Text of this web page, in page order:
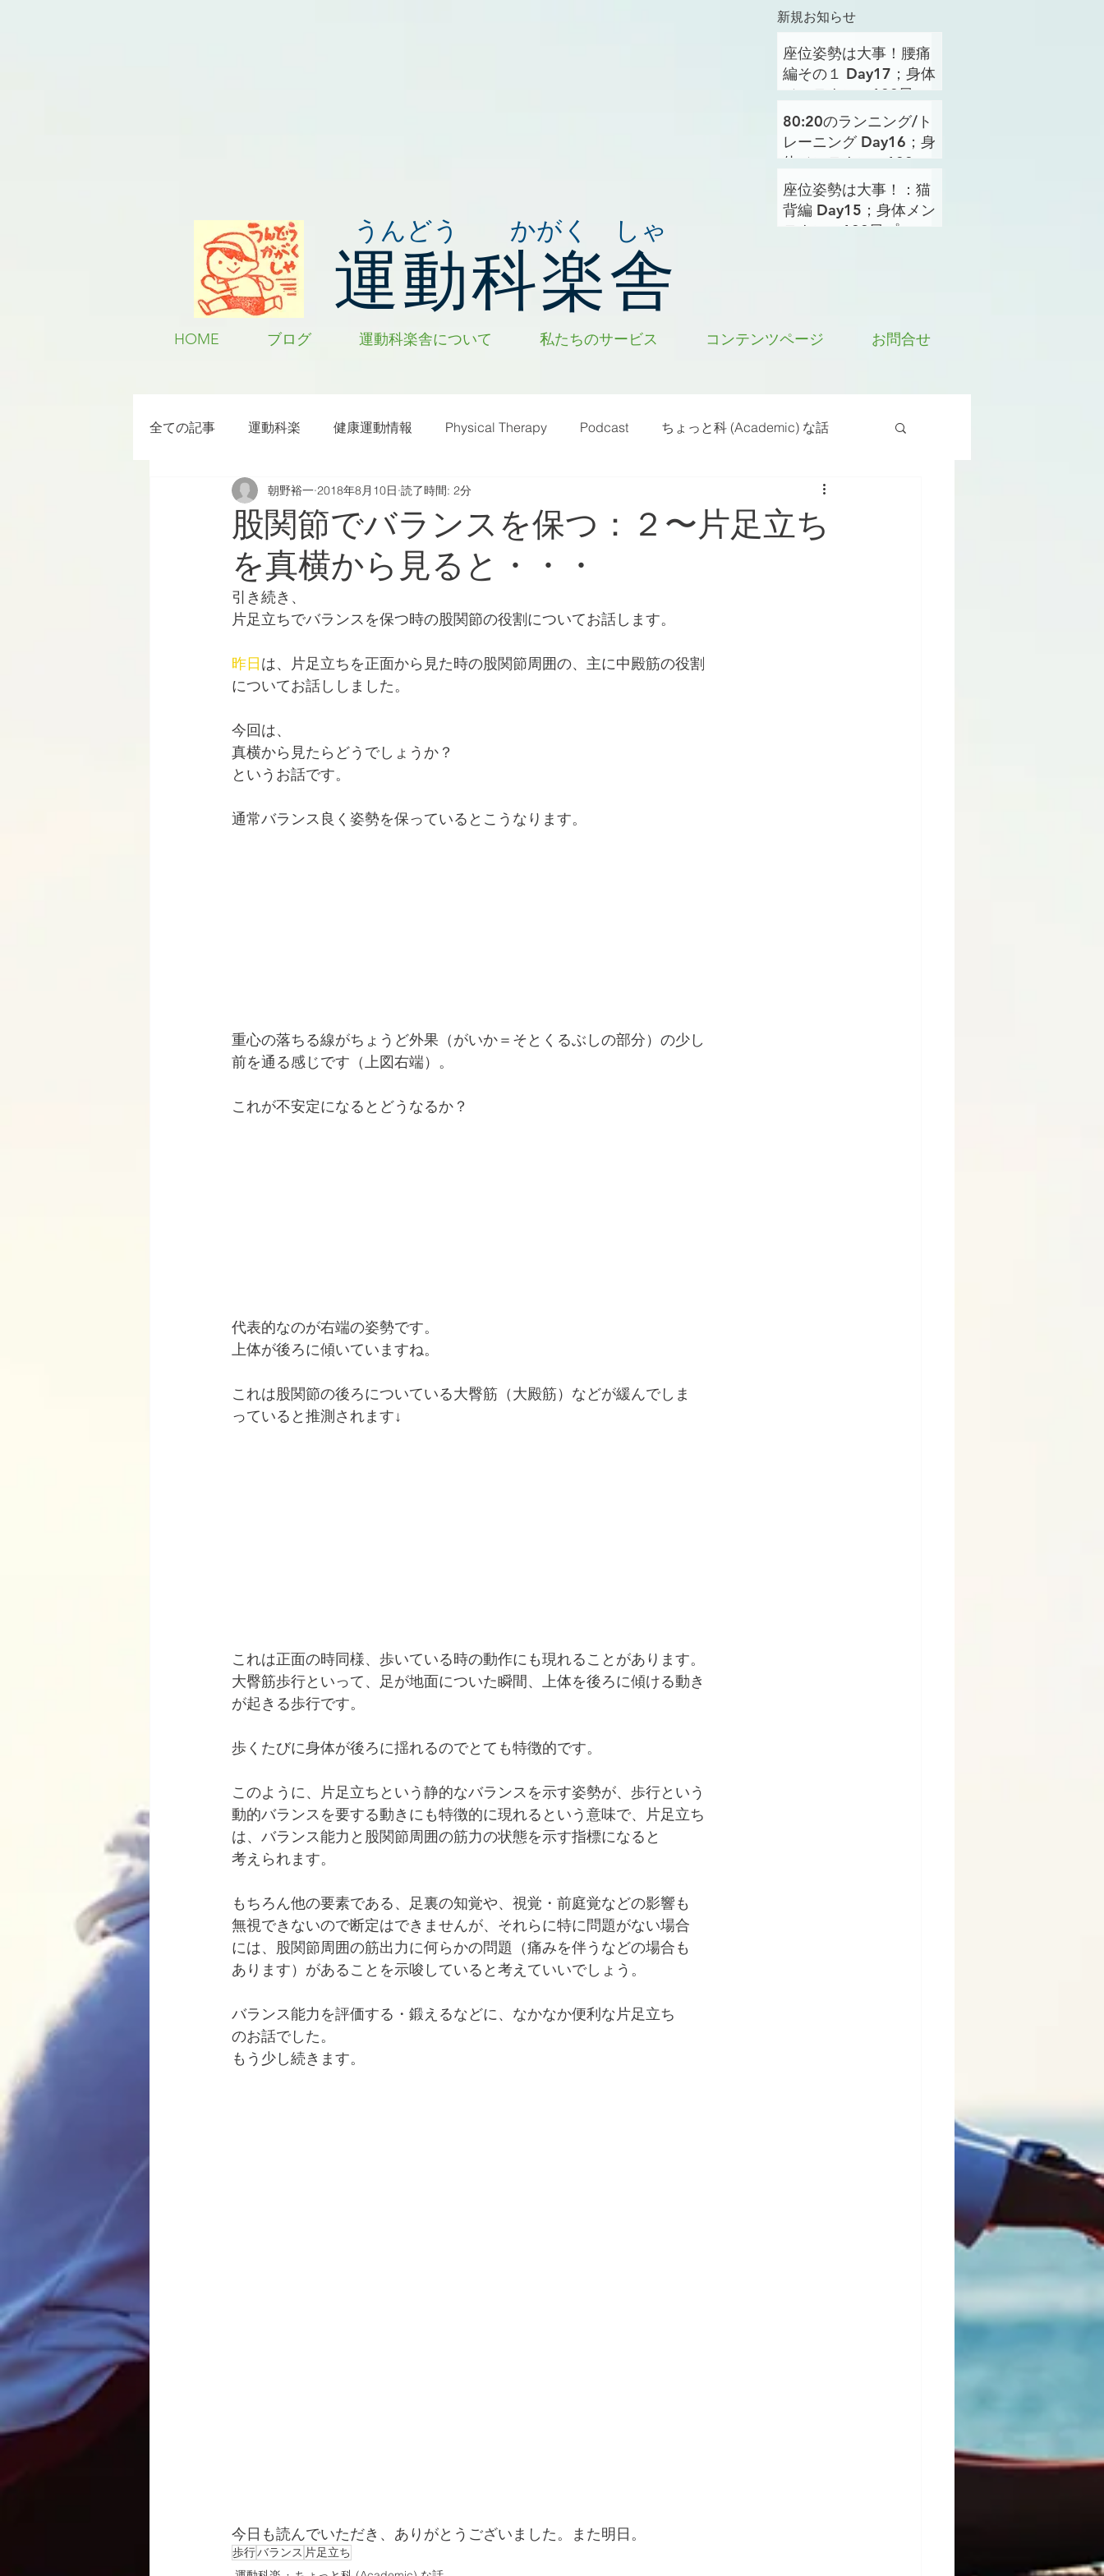
新規お知らせ
うんどう かがく しゃ
運動科楽舎
座位姿勢は大事！腰痛
編その１ Day17；身体
メンテナンス100日プ
ロジェクト
80:20のランニング/ト
レーニング Day16；身
体メンテナンス100日
プロジェクト
座位姿勢は大事！：猫
背編 Day15；身体メン
テナンス100日プロジ
HOME ブログ 運動科楽舎について 私たちのサービス コンテンツページ お問合せ
全ての記事 運動科楽 健康運動情報 Physical Therapy Podcast ちょっと科 (Academic) な話
ちょっと楽 (Entertainment) な話 雑感その他
RWC2019 ラグビー カラダフリー 身体運動 姿勢
ボクシング YouTube 身体メンテ ヨガ 腰痛予防
股関節でバランスを保つ：２〜片足立ち
を真横から見ると・・・
朝野裕一 2018年8月10日 読了時間: 2分
引き続き、
片足立ちでバランスを保つ時の股関節の役割についてお話します。
昨日は、片足立ちを正面から見た時の股関節周囲の、主に中殿筋の役割
についてお話ししました。
今回は、
真横から見たらどうでしょうか？
というお話です。
通常バランス良く姿勢を保っているとこうなります。
重心の落ちる線がちょうど外果（がいか＝そとくるぶしの部分）の少し
前を通る感じです（上図右端）。
これが不安定になるとどうなるか？
代表的なのが右端の姿勢です。
上体が後ろに傾いていますね。
これは股関節の後ろについている大臀筋（大殿筋）などが緩んでしま
っていると推測されます↓
これは正面の時同様、歩いている時の動作にも現れることがあります。
大臀筋歩行といって、足が地面についた瞬間、上体を後ろに傾ける動き
が起きる歩行です。
歩くたびに身体が後ろに揺れるのでとても特徴的です。
このように、片足立ちという静的なバランスを示す姿勢が、歩行という
動的バランスを要する動きにも特徴的に現れるという意味で、片足立ち
は、バランス能力と股関節周囲の筋力の状態を示す指標になると
考えられます。
もちろん他の要素である、足裏の知覚や、視覚・前庭覚などの影響も
無視できないので断定はできませんが、それらに特に問題がない場合
には、股関節周囲の筋出力に何らかの問題（痛みを伴うなどの場合も
あります）があることを示唆していると考えていいでしょう。
バランス能力を評価する・鍛えるなどに、なかなか便利な片足立ち
のお話でした。
もう少し続きます。
今日も読んでいただき、ありがとうございました。また明日。
歩行バランス 片足立ち